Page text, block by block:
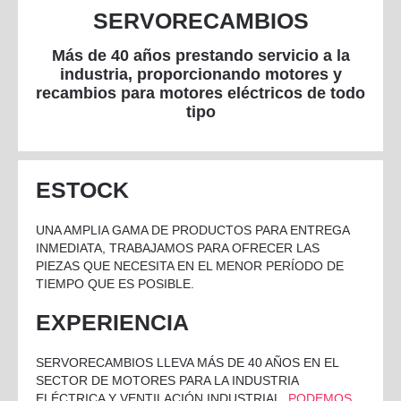
COMPACTOS RADIALES C.A.
DIAGONALES C.A.
DIAGONALES C.C.
SENSORES Y ALARMAS PAPST
TANGENCIAL C.C.
ALTA TEMPERATURA
SERVORECAMBIOS
Más de 40 años prestando servicio a la
industria, proporcionando motores y
recambios para motores eléctricos de todo
tipo
ESTOCK
UNA AMPLIA GAMA DE PRODUCTOS PARA ENTREGA
INMEDIATA, TRABAJAMOS PARA OFRECER LAS
PIEZAS QUE NECESITA EN EL MENOR PERÍODO DE
TIEMPO QUE ES POSIBLE.
EXPERIENCIA
SERVORECAMBIOS LLEVA MÁS DE 40 AÑOS EN EL
SECTOR DE MOTORES PARA LA INDUSTRIA